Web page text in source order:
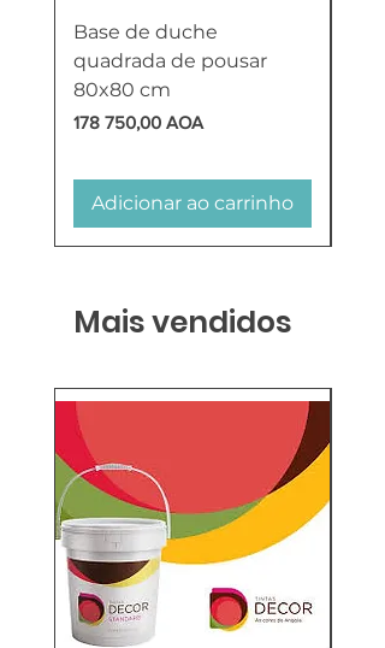
Base de duche
quadrada de pousar
80x80 cm
Preço
178 750,00 AOA
Adicionar ao carrinho
Mais vendidos